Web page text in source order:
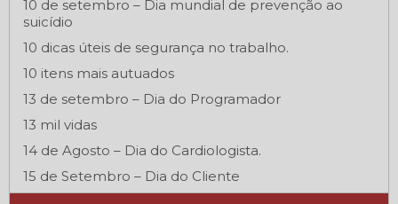
10 de setembro – Dia mundial de prevenção ao
suicídio
10 dicas úteis de segurança no trabalho.
10 itens mais autuados
13 de setembro – Dia do Programador
13 mil vidas
14 de Agosto – Dia do Cardiologista.
15 de Setembro – Dia do Cliente